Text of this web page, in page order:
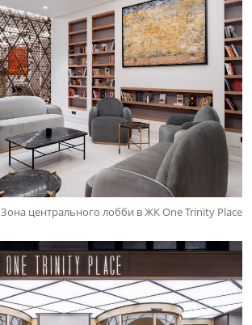
Зона центрального лобби в ЖК One Trinity Place